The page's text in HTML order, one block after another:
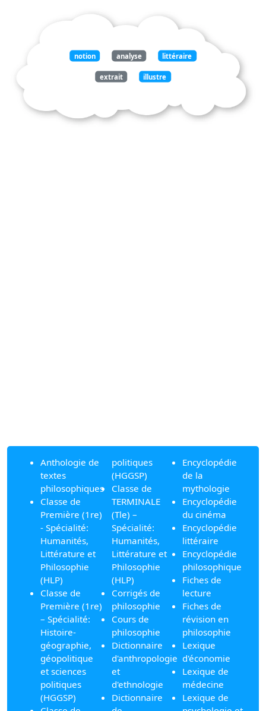
notion analyse littéraire
extrait illustre
Anthologie de
textes
philosophiques
Classe de
Première (1re)
- Spécialité:
Humanités,
Littérature et
Philosophie
(HLP)
Classe de
Première (1re)
– Spécialité:
Histoire-
géographie,
géopolitique
et sciences
politiques
(HGGSP)
politiques
(HGGSP)
Classe de
TERMINALE
(Tle) –
Spécialité:
Humanités,
Littérature et
Philosophie
(HLP)
Corrigés de
philosophie
Cours de
philosophie
Dictionnaire
d'anthropologie
et
d'ethnologie
Dictionnaire
Encyclopédie
de la
mythologie
Encyclopédie
du cinéma
Encyclopédie
littéraire
Encyclopédie
philosophique
Fiches de
lecture
Fiches de
révision en
philosophie
Lexique
d'économie
Lexique de
médecine
Lexique de